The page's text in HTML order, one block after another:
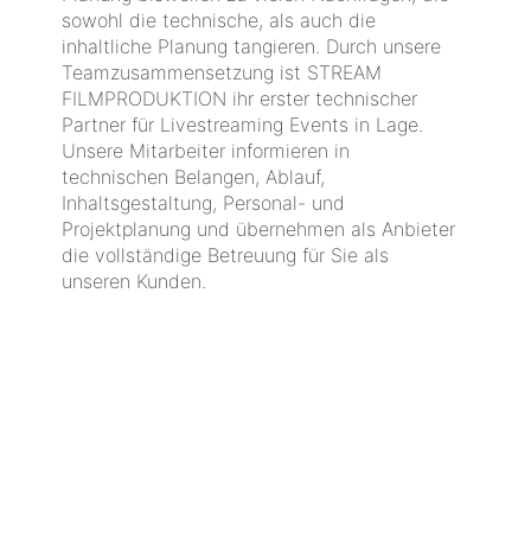
sowohl die technische, als auch die
inhaltliche Planung tangieren. Durch unsere
Teamzusammensetzung ist STREAM
FILMPRODUKTION ihr erster technischer
Partner für Livestreaming Events in Lage.
Unsere Mitarbeiter informieren in
technischen Belangen, Ablauf,
Inhaltsgestaltung, Personal- und
Projektplanung und übernehmen als Anbieter
die vollständige Betreuung für Sie als
unseren Kunden.